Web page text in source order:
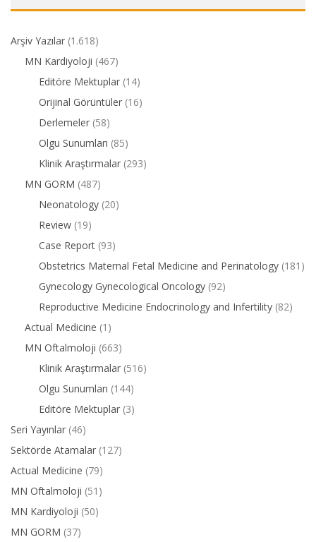
Arşiv Yazılar (1.618)
MN Kardiyoloji (467)
Editöre Mektuplar (14)
Orijinal Görüntüler (16)
Derlemeler (58)
Olgu Sunumları (85)
Klinik Araştırmalar (293)
MN GORM (487)
Neonatology (20)
Review (19)
Case Report (93)
Obstetrics Maternal Fetal Medicine and Perinatology (181)
Gynecology Gynecological Oncology (92)
Reproductive Medicine Endocrinology and Infertility (82)
Actual Medicine (1)
MN Oftalmoloji (663)
Klinik Araştırmalar (516)
Olgu Sunumları (144)
Editöre Mektuplar (3)
Seri Yayınlar (46)
Sektörde Atamalar (127)
Actual Medicine (79)
MN Oftalmoloji (51)
MN Kardiyoloji (50)
MN GORM (37)